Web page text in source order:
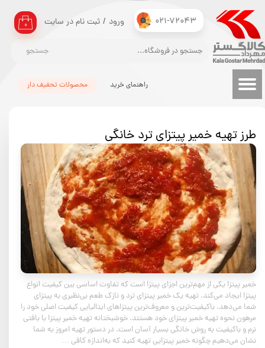
021-72043
جستجو
۰ ورود / ثبت نام در سایت
حساب کاربری من
تغییر گذر واژه
سفارشات
محصولات تحفیف دار راهنمای خرید
طرز تهیه خمیر پیتزای ترد خانگی
خمیر پیتزا یکی از مهم‌ترین اجزای پیتزا است که تفاوت اساسی بین کیفیت انواع
پیتزا ایجاد می‌کند. تهیه یک خمیر پیتزای ترد و نازک طعم بی‌نظیری به پیتزای
شما می‌دهد. باکیفیت‌ترین و معروف‌ترین پیتزاهای ایتالیایی کیفیت اصلی خود را
مرهون نحوه تهیه خمیر پیتزای خود هستند. خوشبختانه تهیه خمیر پیتزا با بافتی
نرم و باکیفیت به روش خانگی بسیار آسان است. در دستور تهیه امروز به شما
نشان می‌دهیم چگونه خمیر پیتزایی تهیه کنید که به‌اندازه کافی …